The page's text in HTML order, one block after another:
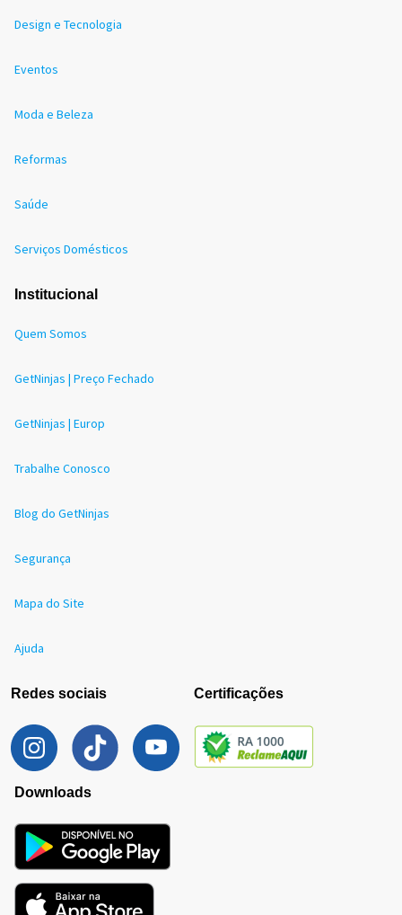
Design e Tecnologia
Eventos
Moda e Beleza
Reformas
Saúde
Serviços Domésticos
Institucional
Quem Somos
GetNinjas | Preço Fechado
GetNinjas | Europ
Trabalhe Conosco
Blog do GetNinjas
Segurança
Mapa do Site
Ajuda
Redes sociais Certificações
Downloads